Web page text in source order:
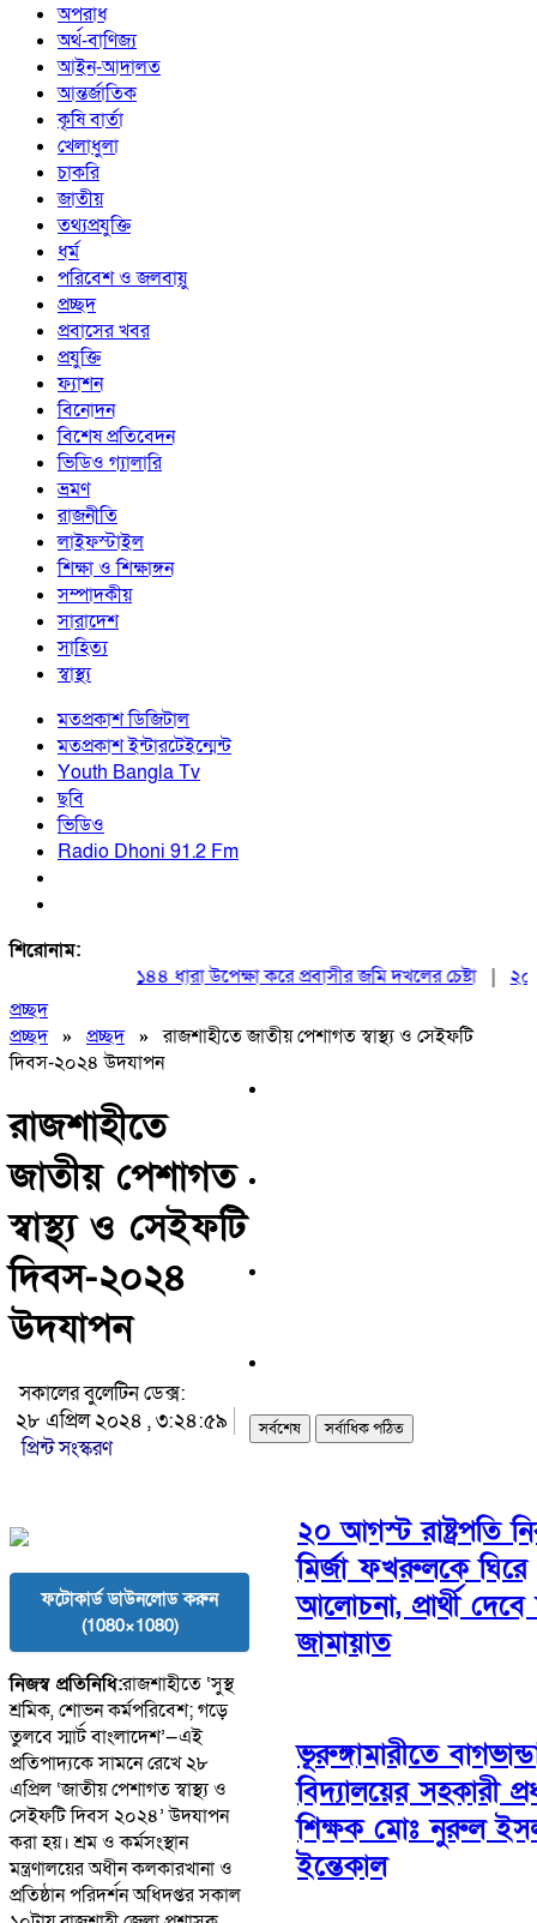
অপরাধ
অর্থ-বাণিজ্য
আইন-আদালত
আন্তর্জাতিক
কৃষি বার্তা
খেলাধুলা
চাকরি
জাতীয়
তথ্যপ্রযুক্তি
ধর্ম
পরিবেশ ও জলবায়ু
প্রচ্ছদ
প্রবাসের খবর
প্রযুক্তি
ফ্যাশন
বিনোদন
বিশেষ প্রতিবেদন
ভিডিও গ্যালারি
ভ্রমণ
রাজনীতি
লাইফস্টাইল
শিক্ষা ও শিক্ষাঙ্গন
সম্পাদকীয়
সারাদেশ
সাহিত্য
স্বাস্থ্য
মতপ্রকাশ ডিজিটাল
মতপ্রকাশ ইন্টারটেইন্মেন্ট
Youth Bangla Tv
ছবি
ভিডিও
Radio Dhoni 91.2 Fm
শিরোনাম:
১৪৪ ধারা উপেক্ষা করে প্রবাসীর জমি দখলের চেষ্টা| ২০
প্রচ্ছদ
প্রচ্ছদ» প্রচ্ছদ»রাজশাহীতে জাতীয় পেশাগত স্বাস্থ্য ও সেইফটি
দিবস-২০২৪ উদযাপন
রাজশাহীতে
জাতীয় পেশাগত
স্বাস্থ্য ও সেইফটি
দিবস-২০২৪
উদযাপন
সকালের বুলেটিন ডেক্স:
২৮ এপ্রিল ২০২৪ , ৩:২৪:৫৯
প্রিন্ট সংস্করণ
ফটোকার্ড ডাউনলোড করুন
(1080×1080)
নিজস্ব প্রতিনিধি:রাজশাহীতে ‘সুস্থ
শ্রমিক, শোভন কর্মপরিবেশ; গড়ে
তুলবে স্মার্ট বাংলাদেশ’—এই
প্রতিপাদ্যকে সামনে রেখে ২৮
এপ্রিল ‘জাতীয় পেশাগত স্বাস্থ্য ও
সেইফটি দিবস ২০২৪’ উদযাপন
করা হয়। শ্রম ও কর্মসংস্থান
মন্ত্রণালয়ের অধীন কলকারখানা ও
প্রতিষ্ঠান পরিদর্শন অধিদপ্তর সকাল
সর্বশেষ সর্বাধিক পঠিত
২০ আগস্ট রাষ্ট্রপতি
মির্জা ফখরুলকে ঘিরে
আলোচনা, প্রার্থী দেবে
জামায়াত
ভূরুঙ্গামারীতে
বিদ্যালয়ের সহকারী
শিক্ষক মোঃ নুরুল
ইন্তেকাল